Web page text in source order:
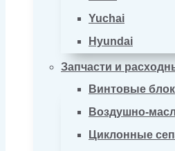
Yuchai
Hyundai
Запчасти и
Винтовые
Воздушно-
Циклонные